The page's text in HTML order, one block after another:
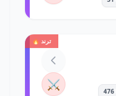
ترند 🔥
⚔️